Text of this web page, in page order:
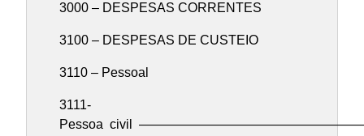
3000 – DESPESAS CORRENTES
3100 – DESPESAS DE CUSTEIO
3110 – Pessoal
3111-
Pessoa civil